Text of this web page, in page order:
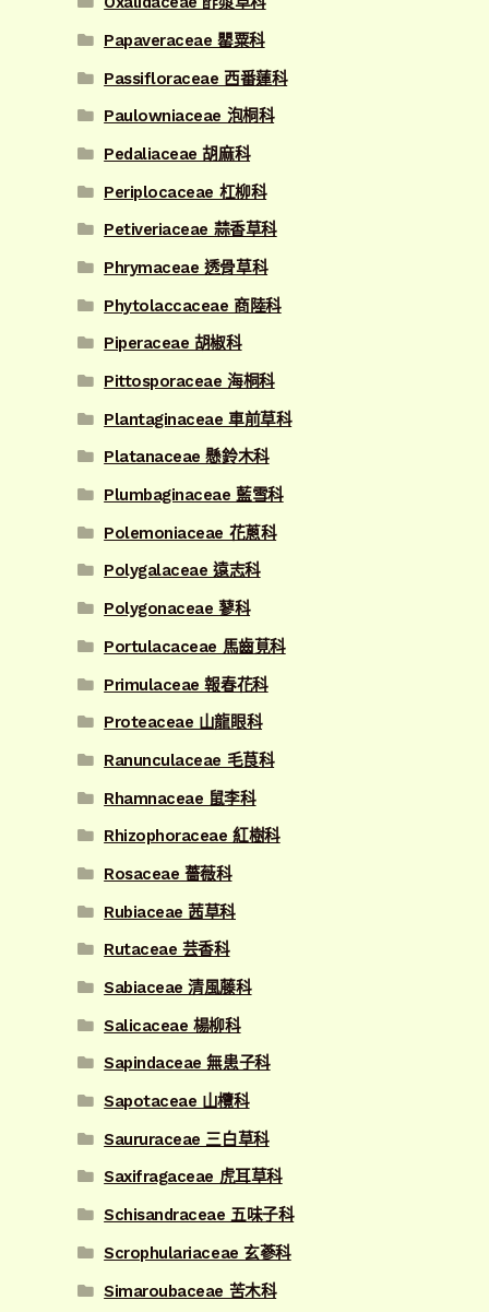
Papaveraceae 罌粟科
Passifloraceae 西番蓮科
Paulowniaceae 泡桐科
Pedaliaceae 胡麻科
Periplocaceae 杠柳科
Petiveriaceae 蒜香草科
Phrymaceae 透骨草科
Phytolaccaceae 商陸科
Piperaceae 胡椒科
Pittosporaceae 海桐科
Plantaginaceae 車前草科
Platanaceae 懸鈴木科
Plumbaginaceae 藍雪科
Polemoniaceae 花蔥科
Polygalaceae 遠志科
Polygonaceae 蓼科
Portulacaceae 馬齒莧科
Primulaceae 報春花科
Proteaceae 山龍眼科
Ranunculaceae 毛茛科
Rhamnaceae 鼠李科
Rhizophoraceae 紅樹科
Rosaceae 薔薇科
Rubiaceae 茜草科
Rutaceae 芸香科
Sabiaceae 清風藤科
Salicaceae 楊柳科
Sapindaceae 無患子科
Sapotaceae 山欖科
Saururaceae 三白草科
Saxifragaceae 虎耳草科
Schisandraceae 五味子科
Scrophulariaceae 玄蔘科
Simaroubaceae 苦木科